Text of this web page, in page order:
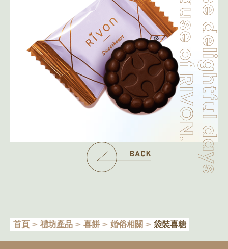
首頁 禮坊產品 喜餅 婚俗相關 袋裝喜糖